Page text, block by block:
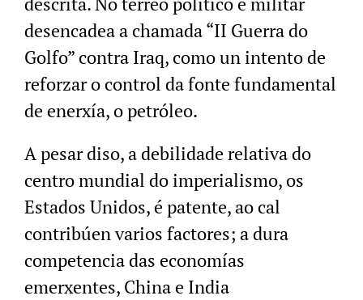
desencadea a chamada “II Guerra do
Golfo” contra Iraq, como un intento de
reforzar o control da fonte fundamental
de enerxía, o petróleo.
A pesar diso, a debilidade relativa do
centro mundial do imperialismo, os
Estados Unidos, é patente, ao cal
contribúen varios factores; a dura
competencia das economías
emerxentes, China e India